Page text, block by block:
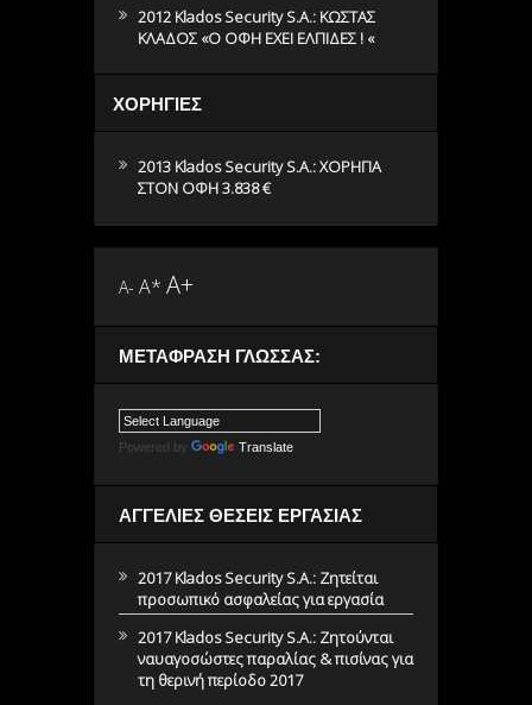
2012 Klados Security S.A.: ΚΩΣΤΑΣ
ΚΛΑΔΟΣ «O ΟΦΗ ΕΧΕΙ ΕΛΠΙΔΕΣ ! «
ΧΟΡΗΓΙΕΣ
2013 Klados Security S.A.: ΧΟΡΗΓΙΑ
ΣΤΟΝ ΟΦΗ 3.838 €
A- A* A+
ΜΕΤΆΦΡΑΣΗ ΓΛΏΣΣΑΣ:
Powered by Translate
ΑΓΓΕΛΙΕΣ ΘΕΣΕΙΣ ΕΡΓΑΣΙΑΣ
2017 Klados Security S.A.: Ζητείται
προσωπικό ασφαλείας για εργασία
2017 Klados Security S.A.: Ζητούνται
ναυαγοσώστες παραλίας & πισίνας για
τη θερινή περίοδο 2017